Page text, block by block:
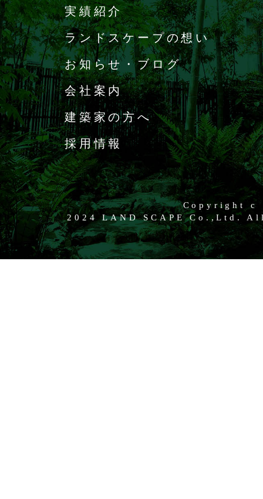
実績紹介
ランドスケープの想い
お知らせ・ブログ
会社案内
建築家の方へ
採用情報
Copyright c
2024 LAND SCAPE Co.,Ltd.